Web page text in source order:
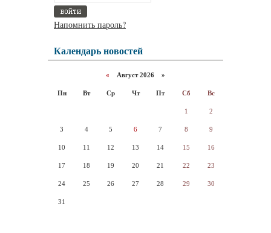
Напомнить пароль?
Календарь новостей
« Август 2026 »
Пн Вт Ср Чт Пт Сб Вс
1 2
3 4 5 6 7 8 9
10 11 12 13 14 15 16
17 18 19 20 21 22 23
24 25 26 27 28 29 30
31